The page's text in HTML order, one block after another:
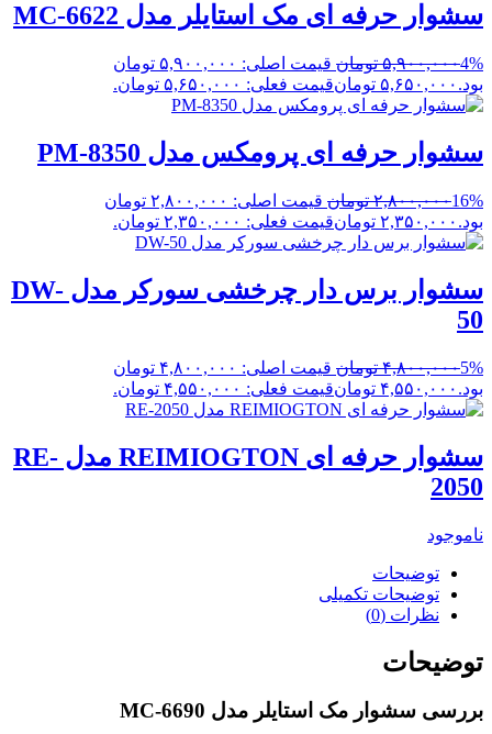
سشوار حرفه ای مک استایلر مدل MC-6622
4%۵,۹۰۰,۰۰۰ تومان
قیمت اصلی: ۵,۹۰۰,۰۰۰ تومان
بود. ۵,۶۵۰,۰۰۰ تومانقیمت فعلی: ۵,۶۵۰,۰۰۰ تومان.
سشوار حرفه ای پرومکس مدل PM-8350
16%۲,۸۰۰,۰۰۰ تومان
قیمت اصلی: ۲,۸۰۰,۰۰۰ تومان
بود. ۲,۳۵۰,۰۰۰ تومانقیمت فعلی: ۲,۳۵۰,۰۰۰ تومان.
سشوار برس دار چرخشی سورکر مدل DW-
50
5%۴,۸۰۰,۰۰۰ تومان
قیمت اصلی: ۴,۸۰۰,۰۰۰ تومان
بود. ۴,۵۵۰,۰۰۰ تومانقیمت فعلی: ۴,۵۵۰,۰۰۰ تومان.
سشوار حرفه ای REIMIOGTON مدل RE-
2050
ناموجود
توضیحات
توضیحات تکمیلی
نظرات (0)
توضیحات
بررسی سشوار مک استایلر مدل MC-6690